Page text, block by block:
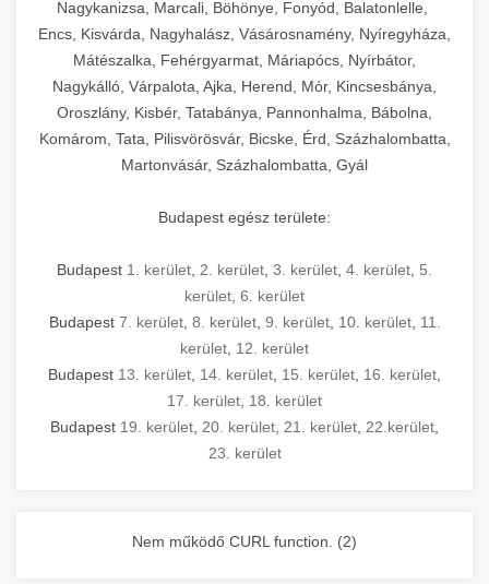
Ipari sütők és gőzpárolók katalógusa -
chef-iparikonyhagepek.hu
berendezések
használatot, miközben megfelel az összes
higiéniai előírásnak.
Ipari hűtőberendezések széles
választéka - chef-iparikonyhagepek.hu
kereskedelmi hűtőegység és hűtőkamra rendszerek
hőmérsékletet és vízminőséget figyelő
rendszerekkel, valamint energiatakarékos
technológiával rendelkeznek. A rozsdamentes
acél konstrukció és a könnyen hozzáférhető
karbantartási pontok biztosítják a hosszú
élettartamot és az egyszerű üzemeltetést.
Ipari mosogatógépek teljes kínálata -
kereskedelmi mosogatógép és tisztítóberendezések
tisztíthatók, szétszerelhetők és karbantarthatók,
megfelelnek az összes élelmiszer-biztonsági
előírásnak. Különböző teljesítményű modellek
állnak rendelkezésre asztali és állványos
kivitelben, az egyedi igények és a
feldolgozandó mennyiségek függvényében.
Biztonságos kezelést biztosító védőburkolatok
számára.
Sajtreszelő gépek szakmai választéka -
chef-iparikonyhagepek.hu
kereskedelmi sajtreszelő és aprítógépek
berendezést magában foglal, amely szükséges
egy modern, hatékonyan működő
kereskedelmi konyha komplett felszereléséhez
és működtetéséhez. Az alapvető
főzőberendezésektől (tűzhelyek, sütők,
grillsütők, frittőzök) kezdve a speciális
feldolgozógépeken (szeletelők, aprítók,
kiegészítő eszközökig mindent egy helyen
megtalál. Szakértő tanácsadóink segítenek a
megfelelő berendezések kiválasztásában, a
konyha optimális elrendezésének
megtervezésében, valamint a telepítés és az
üzembe helyezés koordinálásában. Hosszú távú
garancia, gyors szerviz és folyamatos műszaki
támogatás biztosítja az Ön nyugalmát és
Nagykonyhai berendezések komplett
Nagykanizsa, Marcali, Böhönye, Fonyód, Balatonlelle,
Encs, Kisvárda, Nagyhalász, Vásárosnamény, Nyíregyháza,
Mátészalka, Fehérgyarmat, Máriapócs, Nyírbátor,
Nagykálló, Várpalota, Ajka, Herend, Mór, Kincsesbánya,
Oroszlány, Kisbér, Tatabánya, Pannonhalma, Bábolna,
Komárom, Tata, Pilisvörösvár, Bicske, Érd, Százhalombatta,
Martonvásár, Százhalombatta, Gyál
Budapest egész területe:
Budapest 1. kerület 2. kerület 3. kerület 4. kerület 5.
kerület 6. kerület
Budapest 7. kerület, 8. kerület, 9. kerület, 10. kerület, 11.
kerület 12. kerület
Budapest 13. kerület 14. kerület 15. kerület 16. kerület
17. kerület 18. kerület
Budapest 19. kerület 20. kerület 21. kerület 22.kerület
23. kerület
Nem működő CURL function. (2)